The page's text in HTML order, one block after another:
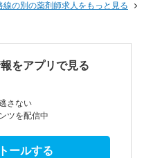
線の別の薬剤師求人をもっと見る
をアプリで見る
さない
ツを配信中
ールする